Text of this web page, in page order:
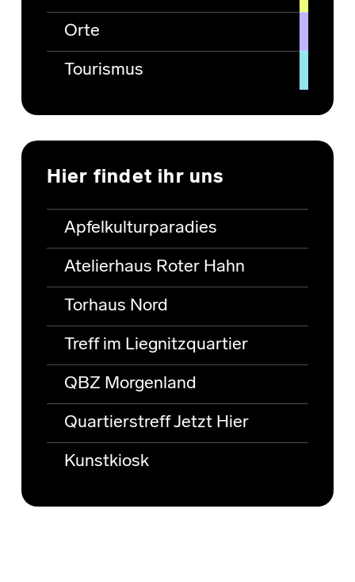
Orte
Tourismus
Hier findet ihr uns
Apfelkulturparadies
Atelierhaus Roter Hahn
Torhaus Nord
Treff im Liegnitzquartier
QBZ Morgenland
Quartierstreff Jetzt Hier
Kunstkiosk